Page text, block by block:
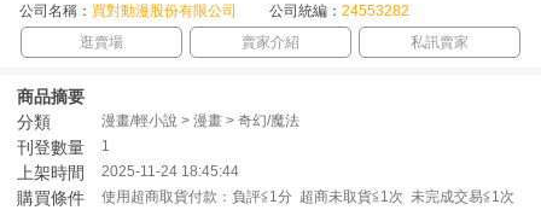
公司名稱： 買對動漫股份有限公司 公司統編： 24553282
逛賣場
賣家介紹 私訊賣家
商品摘要
分類
漫畫/輕小說 > 漫畫 > 奇幻/魔法
刊登數量 1
上架時間 2025-11-24 18:45:44
購買條件 使用超商取貨付款：負評≦1分 超商未取貨≦1次 未完成交易≦1次